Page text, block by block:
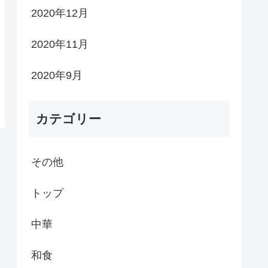
2020年12月
2020年11月
2020年9月
カテゴリー
その他
トップ
中華
和食